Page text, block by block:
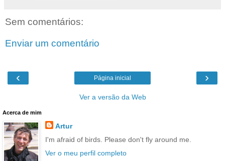
Sem comentários:
Enviar um comentário
‹ ›
Página inicial
Ver a versão da Web
Acerca de mim
Artur
I'm afraid of birds. Please don't fly around me.
Ver o meu perfil completo